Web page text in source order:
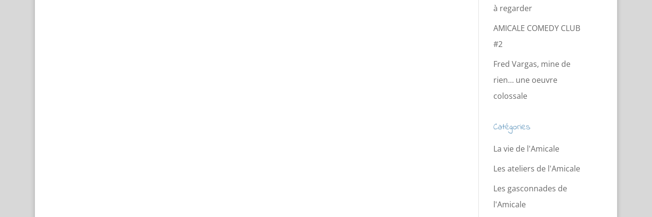
à regarder
AMICALE COMEDY CLUB
#2
Fred Vargas, mine de
rien… une oeuvre
colossale
Catégories
La vie de l'Amicale
Les ateliers de l'Amicale
Les gasconnades de
l'Amicale